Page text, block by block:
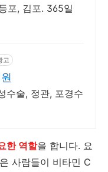
포, 김포. 365일
고
수술, 정관, 포경수
한 역할을 합니다. 요
사람들이 비타민 C